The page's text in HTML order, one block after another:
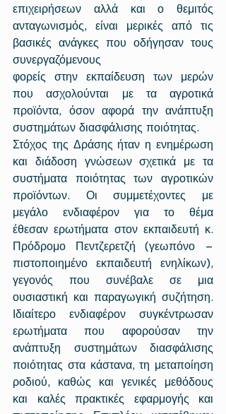
επιχειρήσεων αλλά και ο θεμιτός
ανταγωνισμός, είναι μερικές από τις
βασικές ανάγκες που οδήγησαν τους
συνεργαζόμενους
φορείς στην εκπαίδευση των μερών
που ασχολούνται με τα αγροτικά
προϊόντα, όσον αφορά την ανάπτυξη
συστημάτων διασφάλισης ποιότητας.
Στόχος της Δράσης ήταν η ενημέρωση
και διάδοση γνώσεων σχετικά με τα
συστήματα ποιότητας των αγροτικών
προϊόντων. Οι συμμετέχοντες με
μεγάλο ενδιαφέρον για το θέμα
έθεσαν ερωτήματα στον εκπαιδευτή κ.
Πρόδρομο Πεντζερετζή (γεωπόνο –
πιστοποιημένο εκπαιδευτή ενηλίκων),
γεγονός που συνέβαλε σε μια
ουσιαστική και παραγωγική συζήτηση.
Ιδιαίτερο ενδιαφέρον συγκέντρωσαν
ερωτήματα που αφορούσαν την
ανάπτυξη συστημάτων διασφάλισης
ποιότητας στα κάστανα, τη μεταποίηση
ροδιού, καθώς και γενικές μεθόδους
και καλές πρακτικές εφαρμογής και